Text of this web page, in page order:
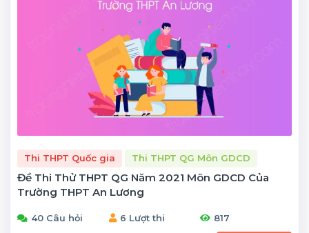
Thi THPT Quốc gia Thi THPT QG Môn GDCD
Đề Thi Thử THPT QG Năm 2021 Môn GDCD Của
Trường THPT An Lương
40 Câu hỏi 6 Lượt thi 817